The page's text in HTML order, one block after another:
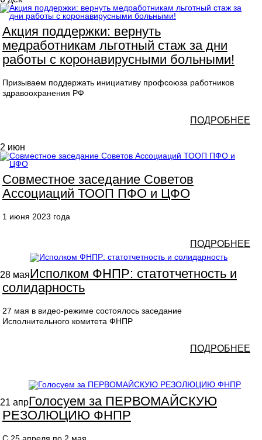
Акция поддержки: вернуть
медработникам льготный стаж за дни
работы с коронавирусными больными!
Призываем поддержать инициативу профсоюза работников
здравоохранения РФ
ПОДРОБНЕЕ
2 июн
Совместное заседание Советов
Ассоциаций ТООП ПФО и ЦФО
1 июня 2023 года
ПОДРОБНЕЕ
28 маяИсполком ФНПР: статотчетность и
солидарность
27 мая в видео-режиме состоялось заседание
Исполнительного комитета ФНПР
ПОДРОБНЕЕ
21 апрГолосуем за ПЕРВОМАЙСКУЮ
РЕЗОЛЮЦИЮ ФНПР